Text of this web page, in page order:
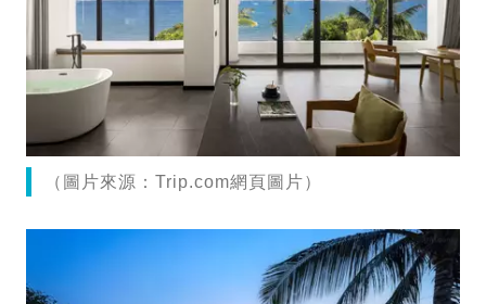
（圖片來源：Trip.com網頁圖片）